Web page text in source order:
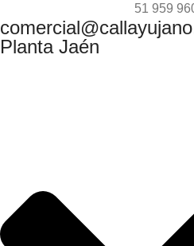
51 959
Planta Jaén